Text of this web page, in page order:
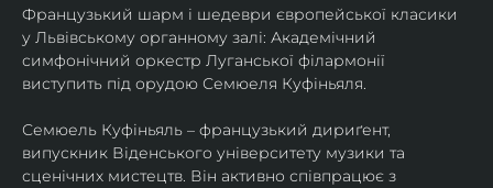
Французький шарм і шедеври європейської класики
у Львівському органному залі: Академічний
симфонічний оркестр Луганської філармонії
виступить під орудою Семюеля Куфіньяля.
Семюель Куфіньяль – французький дириґент,
випускник Віденського університету музики та
сценічних мистецтв. Він активно співпрацює з